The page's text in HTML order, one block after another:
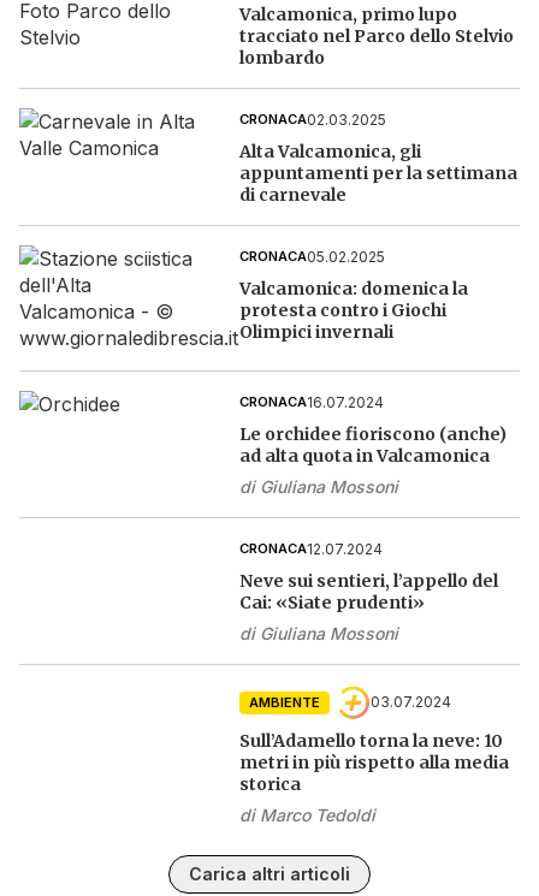
Valcamonica, primo lupo
tracciato nel Parco dello Stelvio
lombardo
CRONACA02.03.2025
Alta Valcamonica, gli
appuntamenti per la settimana
di carnevale
CRONACA05.02.2025
Valcamonica: domenica la
protesta contro i Giochi
Olimpici invernali
CRONACA16.07.2024
Le orchidee fioriscono (anche)
ad alta quota in Valcamonica
di Giuliana Mossoni
CRONACA12.07.2024
Neve sui sentieri, l’appello del
Cai: «Siate prudenti»
di Giuliana Mossoni
AMBIENTE 03.07.2024
Sull’Adamello torna la neve: 10
metri in più rispetto alla media
storica
di Marco Tedoldi
Carica altri articoli